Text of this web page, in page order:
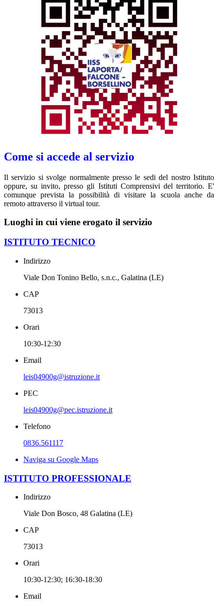
Come si accede al servizio
Il servizio si svolge normalmente presso le sedi del nostro Istituto
oppure, su invito, presso gli Istituti Comprensivi del territorio. E'
comunque prevista la possibilità di visitare la scuola anche da
remoto attraverso il virtual tour.
Luoghi in cui viene erogato il servizio
ISTITUTO TECNICO
Indirizzo
Viale Don Tonino Bello, s.n.c., Galatina (LE)
CAP
73013
Orari
10:30-12:30
Email
leis04900g@istruzione.it
PEC
leis04900g@pec.istruzione.it
Telefono
0836.561117
Naviga su Google Maps
ISTITUTO PROFESSIONALE
Indirizzo
Viale Don Bosco, 48 Galatina (LE)
CAP
73013
Orari
10:30-12:30; 16:30-18:30
Email